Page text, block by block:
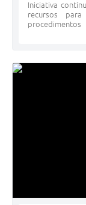
Iniciativa
recursos
procedimentos